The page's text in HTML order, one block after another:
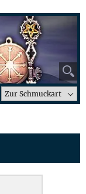
⚲
Zur Schmuckart